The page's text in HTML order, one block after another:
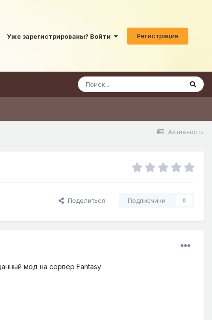
Уже зарегистрированы? Войти Регистрация
Активность
Поделиться Подписчики 0
мод на сервер Fantasy